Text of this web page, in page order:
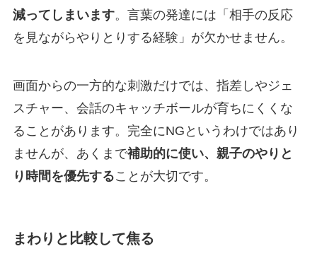
減ってしまいます。言葉の発達には「相手の反応
を見ながらやりとりする経験」が欠かせません。
画面からの一方的な刺激だけでは、指差しやジェ
スチャー、会話のキャッチボールが育ちにくくな
ることがあります。完全にNGというわけではあり
ませんが、あくまで補助的に使い、親子のやりと
り時間を優先することが大切です。
まわりと比較して焦る